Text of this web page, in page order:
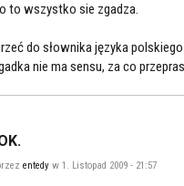
to wszystko sie zgadza.
do słownika języka
nie ma sensu, za co
entedy w 1. Listopad 2009 - 21:57